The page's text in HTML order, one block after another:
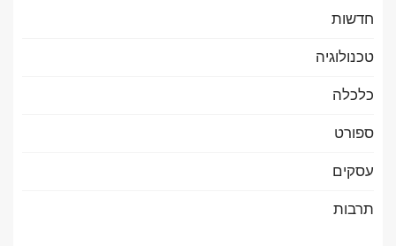
חדשות
טכנולוגיה
כלכלה
ספורט
עסקים
תרבות